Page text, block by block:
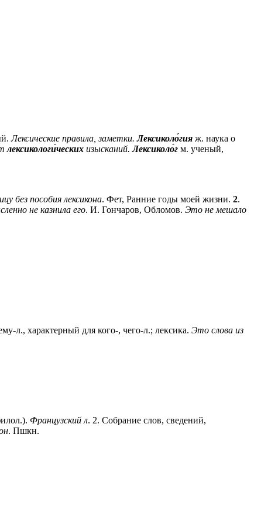
Лексические правила, заметки. Лексиколо́гия ж. наука о
лексикологи́ческих изысканий. Лексиколо́г м. ученый,
без пособия лексикона. Фет, Ранние годы моей жизни. 2.
не казнила его. И. Гончаров, Обломов. Это не мешало
л., характерный для кого-, чего-л.; лексика. Это слова из
Французский л. 2. Собрание слов, сведений,
. Пшкн.